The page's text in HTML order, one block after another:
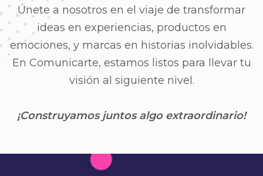
Únete a nosotros en el viaje de transformar
ideas en experiencias, productos en
emociones, y marcas en historias inolvidables.
En Comunicarte, estamos listos para llevar tu
visión al siguiente nivel.
¡Construyamos juntos algo extraordinario!